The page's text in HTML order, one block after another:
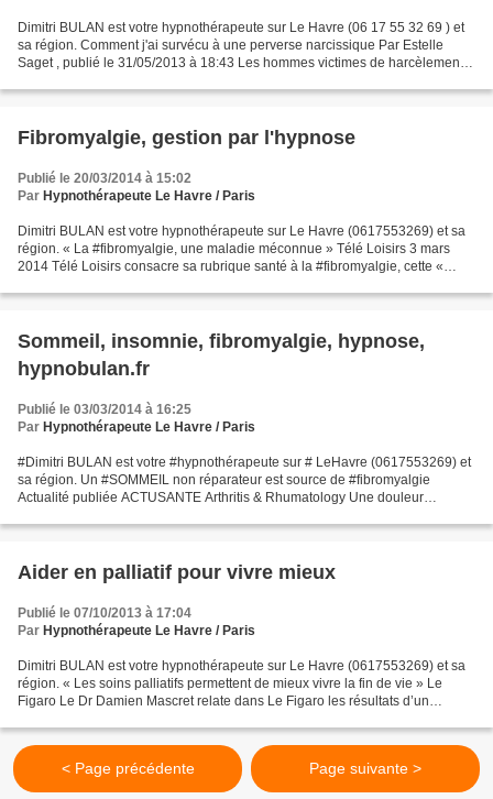
Dimitri BULAN est votre hypnothérapeute sur Le Havre (06 17 55 32 69 ) et
sa région. Comment j'ai survécu à une perverse narcissique Par Estelle
Saget , publié le 31/05/2013 à 18:43 Les hommes victimes de harcèlement
Fibromyalgie, gestion par l'hypnose
Publié le 20/03/2014 à 15:02
Par Hypnothérapeute Le Havre / Paris
Dimitri BULAN est votre hypnothérapeute sur Le Havre (0617553269) et sa
région. « La #fibromyalgie, une maladie méconnue » Télé Loisirs 3 mars
2014 Télé Loisirs consacre sa rubrique santé à la #fibromyalgie, cette «
Sommeil, insomnie, fibromyalgie, hypnose,
hypnobulan.fr
Publié le 03/03/2014 à 16:25
Par Hypnothérapeute Le Havre / Paris
#Dimitri BULAN est votre #hypnothérapeute sur # LeHavre (0617553269) et
sa région. Un #SOMMEIL non réparateur est source de #fibromyalgie
Actualité publiée ACTUSANTE Arthritis & Rhumatology Une douleur
Aider en palliatif pour vivre mieux
Publié le 07/10/2013 à 17:04
Par Hypnothérapeute Le Havre / Paris
Dimitri BULAN est votre hypnothérapeute sur Le Havre (0617553269) et sa
région. « Les soins palliatifs permettent de mieux vivre la fin de vie » Le
Figaro Le Dr Damien Mascret relate dans Le Figaro les résultats d’un
< Page précédente Page suivante >